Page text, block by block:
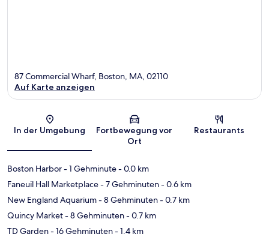
Karte
87 Commercial Wharf, Boston, MA, 02110
Auf Karte anzeigen
In der Umgebung
Fortbewegung vor
Ort
Restaurants
Boston Harbor- 1 Gehminute- 0.0 km
Faneuil Hall Marketplace- 7 Gehminuten- 0.6 km
New England Aquarium- 8 Gehminuten- 0.7 km
Quincy Market- 8 Gehminuten- 0.7 km
TD Garden- 16 Gehminuten- 1.4 km